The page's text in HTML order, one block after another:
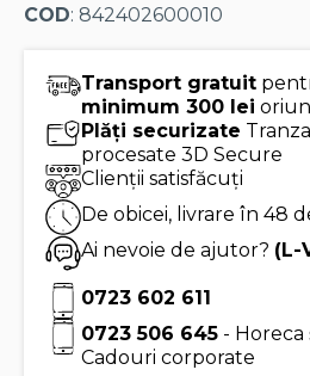
COD: 842402600010
Transport gratuit
minimum 300 lei
Plăți securizate
procesate 3D Secure
Clienții satisfăcuți
De obicei, livrare în 48
Ai nevoie de ajutor? (L-
0723 602 611
0723 506 645 - Horeca
Cadouri corporate